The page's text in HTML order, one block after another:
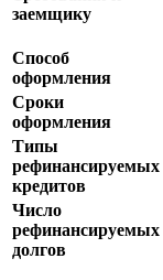
заемщику
Способ
оформления
Сроки
оформления
Типы
рефинансируемых
кредитов
Число
рефинансируемых
долгов